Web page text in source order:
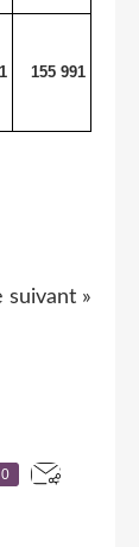
1 155 991
suivant »
0